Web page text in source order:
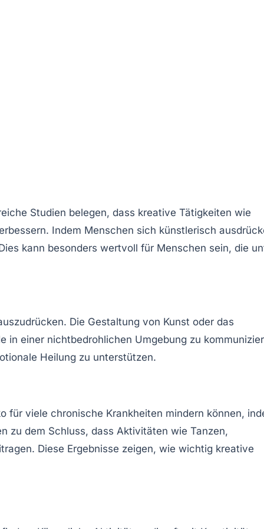
Studien belegen, dass kreative Tätigkeiten wie
Indem Menschen sich künstlerisch
kann besonders wertvoll für Menschen sein, die
Die Gestaltung von Kunst oder das
in einer nichtbedrohlichen Umgebung zu
Heilung zu unterstützen.
für viele chronische Krankheiten mindern können,
zu dem Schluss, dass Aktivitäten wie Tanzen,
Diese Ergebnisse zeigen, wie wichtig kreative